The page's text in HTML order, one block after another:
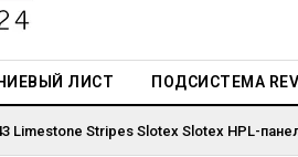
ЛИСТ ПОДСИСТЕМА
Limestone Stripes Slotex Slotex HPL-